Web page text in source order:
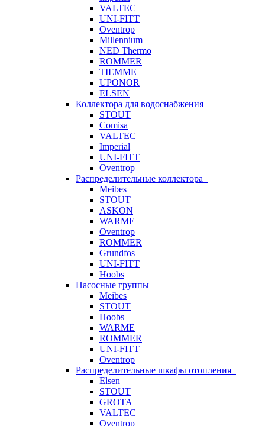
VALTEC
UNI-FITT
Oventrop
Millennium
NED Thermo
ROMMER
TIEMME
UPONOR
ELSEN
Коллектора для водоснабжения
STOUT
Comisa
VALTEC
Imperial
UNI-FITT
Oventrop
Распределительные коллектора
Meibes
STOUT
ASKON
WARME
Oventrop
ROMMER
Grundfos
UNI-FITT
Hoobs
Насосные группы
Meibes
STOUT
Hoobs
WARME
ROMMER
UNI-FITT
Oventrop
Распределительные шкафы отопления
Elsen
STOUT
GROTA
VALTEC
Oventrop